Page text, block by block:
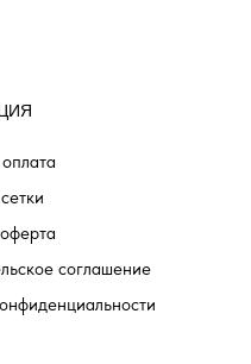
соглашение